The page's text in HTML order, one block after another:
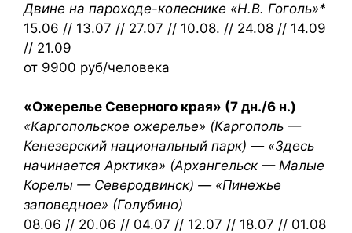
Двине на пароходе-колеснике «Н.В. Гоголь»*
15.06 // 13.07 // 27.07 // 10.08. // 24.08 // 14.09
// 21.09
от 9900 руб/человека
«Ожерелье Северного края» (7 дн./6 н.)
«Каргопольское ожерелье» (Каргополь —
Кенезерский национальный парк) — «Здесь
начинается Арктика» (Архангельск — Малые
Корелы — Северодвинск) — «Пинежье
заповедное» (Голубино)
08.06 // 20.06 // 04.07 // 12.07 // 18.07 // 01.08